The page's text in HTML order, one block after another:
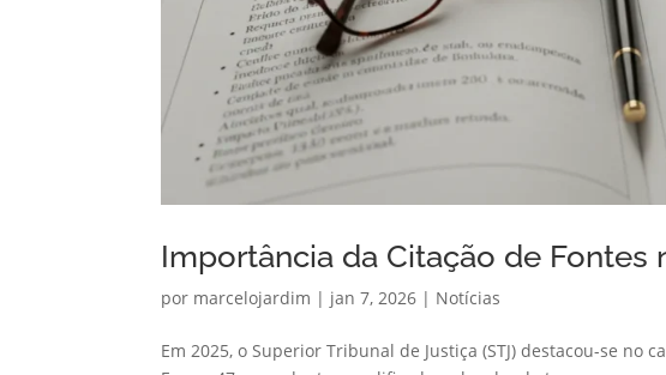
Importância da Citação de Fontes
por marcelojardim | jan 7, 2026 | Notícias
Em 2025, o Superior Tribunal de Justiça (STJ) destacou-se